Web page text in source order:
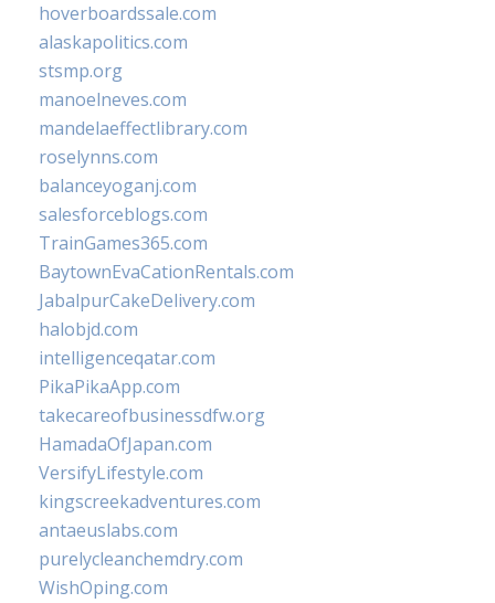
hoverboardssale.com
alaskapolitics.com
stsmp.org
manoelneves.com
mandelaeffectlibrary.com
roselynns.com
balanceyoganj.com
salesforceblogs.com
TrainGames365.com
BaytownEvaCationRentals.com
JabalpurCakeDelivery.com
halobjd.com
intelligenceqatar.com
PikaPikaApp.com
takecareofbusinessdfw.org
HamadaOfJapan.com
VersifyLifestyle.com
kingscreekadventures.com
antaeuslabs.com
purelycleanchemdry.com
WishOping.com